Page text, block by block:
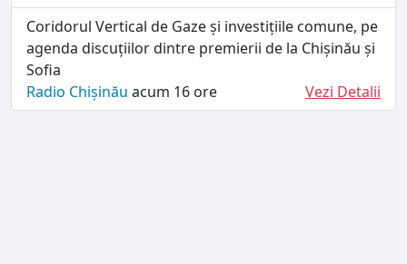
Coridorul Vertical de Gaze și investițiile comune, pe
agenda discuțiilor dintre premierii de la Chișinău și
Sofia
Radio Chișinău acum 16 ore Vezi Detalii